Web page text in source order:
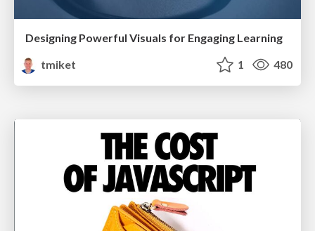
Designing Powerful Visuals for Engaging Learning
tmiket
1 480